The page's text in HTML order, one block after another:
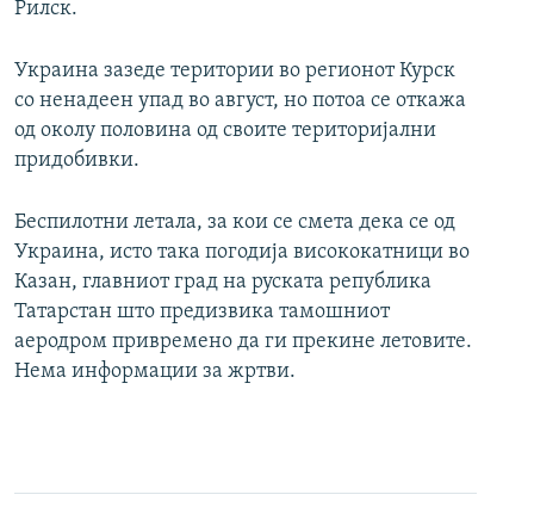
Рилск.
Украина зазеде територии во регионот Курск
со ненадеен упад во август, но потоа се откажа
од околу половина од своите територијални
придобивки.
Беспилотни летала, за кои се смета дека се од
Украина, исто така погодија висококатници во
Казан, главниот град на руската република
Татарстан што предизвика тамошниот
аеродром привремено да ги прекине летовите.
Нема информации за жртви.